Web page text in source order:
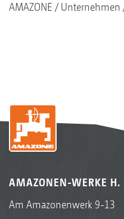
AMAZONE Unternehmen
AMAZONEN-WERKE H.
Am Amazonenwerk 9-13